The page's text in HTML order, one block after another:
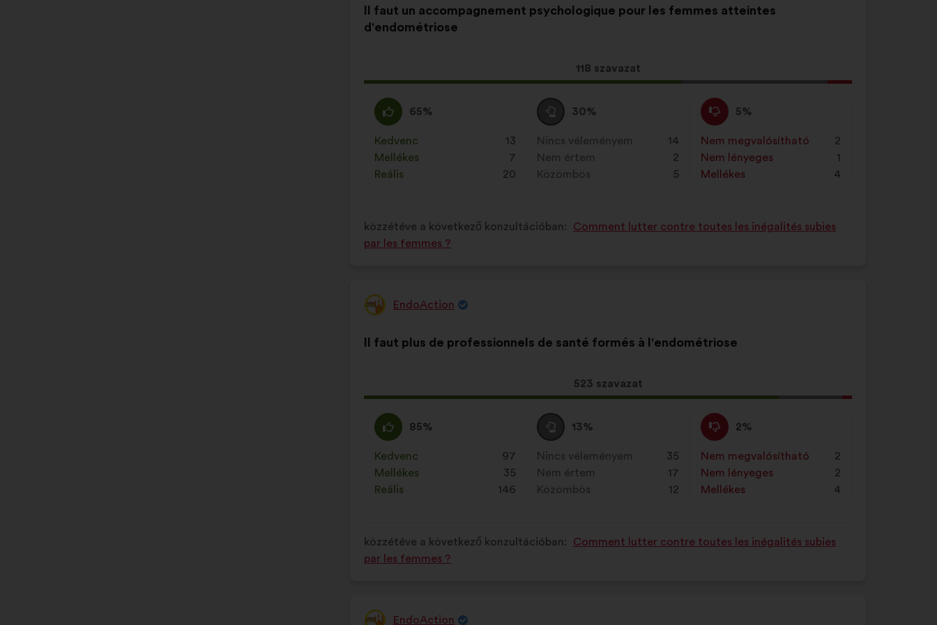
szerzője:
javaslat
tartalma:
Il faut un accompagnement psychologique pour les femmes atteintes
d'endométriose
Ez
a
a
következő
mennyiségű
118 szavazat
következő
megoszlásban:
Egyetértek
:
65%
Ezt
a
javaslatot
a
következő
Kedvenc
: 13
szer
Mellékes
: 7
szer
Reális
: 20
szer
Semleges
szavazat
:
30%
Ezt
a
javaslatot
a
következő
Nincs véleményem
: 14
szer
Nem értem
: 2
szer
Közömbös
: 5
szer
Nem
értek
egyet
:
5%
Ezt
a
javaslatot
a
következő
Nem megvalósítható
: 2
szer
Nem lényeges
: 1
szer
Mellékes
: 4
szer
közzétéve a következő konzultációban:
Comment lutter contre toutes les inégalités subies
par les femmes ?
A
szerzője:
EndoAction
javaslat
Il faut plus de professionnels de santé formés à l'endométriose
Ez
a
a
következő
mennyiségű
szavazatot
523 szavazat
következő
Egyetértek
:
85%
Ezt
a
javaslatot
a
következő
Kedvenc
: 97
szer
Mellékes
: 35
szer
Reális
: 146
szer
Semleges
szavazat
:
13%
Ezt
a
javaslatot
a
következő
Nincs véleményem
: 35
szer
Nem értem
: 17
szer
Közömbös
: 12
szer
Nem
értek
egyet
:
2%
Ezt
a
javaslatot
a
következő
Nem megvalósítható
: 2
szer
Nem lényeges
: 2
szer
Mellékes
: 4
szer
közzétéve a következő konzultációban:
Comment lutter contre toutes les inégalités subies
par les femmes ?
EndoAction